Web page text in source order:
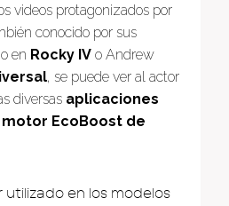
videos protagonizados por
conocido por sus
en Rocky IV o Andrew
, se puede ver al actor
diversas aplicaciones
EcoBoost de
en los modelos